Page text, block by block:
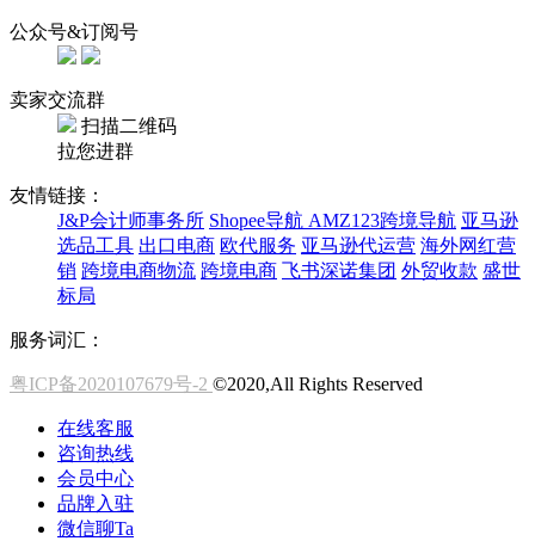
公众号&订阅号
卖家交流群
扫描二维码
拉您进群
友情链接：
J&P会计师事务所 Shopee导航 AMZ123跨境导航 亚马逊
选品工具 出口电商 欧代服务 亚马逊代运营 海外网红营
销 跨境电商物流 跨境电商 飞书深诺集团 外贸收款 盛世
标局
服务词汇：
粤ICP备2020107679号-2 ©2020,All Rights Reserved
在线客服
咨询热线
会员中心
品牌入驻
微信聊Ta